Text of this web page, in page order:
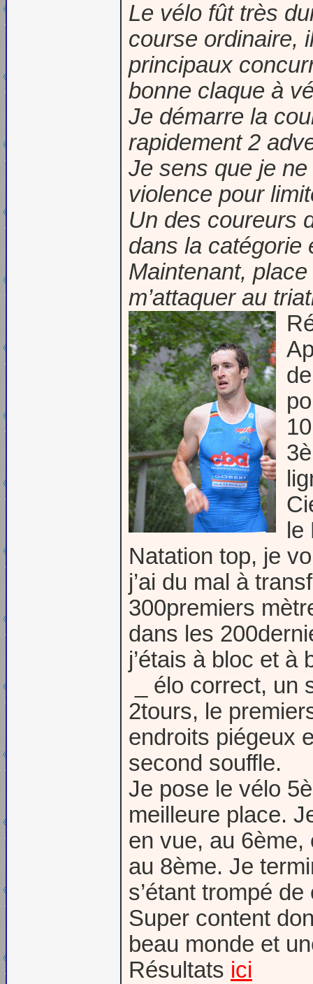
Le vélo fût très
course ordinaire,
principaux
bonne claque à
Je démarre la
rapidement 2
Je sens que je
violence pour
Un des coureurs
dans la catégorie
Maintenant,
m’attaquer au
Natation top, je
j’ai du mal à
300premiers
dans les
j’étais à bloc et à
_ élo correct, un
2tours, le
endroits piégeux
second souffle.
Je pose le vélo
meilleure place.
en vue, au 6ème,
au 8ème. Je
s’étant trompé
Super content
beau monde et
Résultats ici